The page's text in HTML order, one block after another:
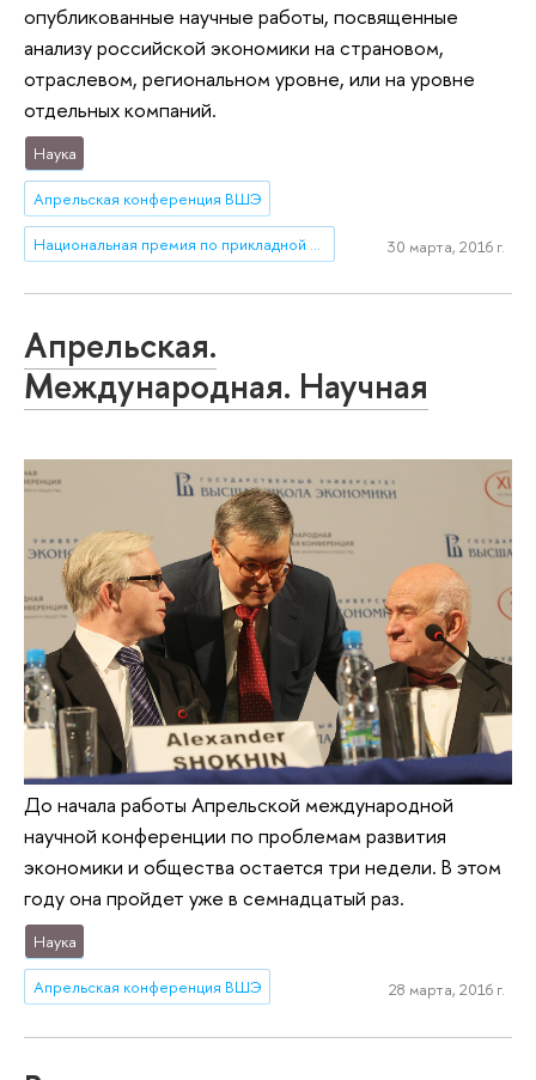
опубликованные научные работы, посвященные
анализу российской экономики на страновом,
отраслевом, региональном уровне, или на уровне
отдельных компаний.
Наука
Апрельская конференция ВШЭ
30 марта, 2016 г.
Апрельская.
Международная. Научная
До начала работы Апрельской международной
научной конференции по проблемам развития
экономики и общества остается три недели. В этом
году она пройдет уже в семнадцатый раз.
Наука
Апрельская конференция ВШЭ 28 марта, 2016 г.